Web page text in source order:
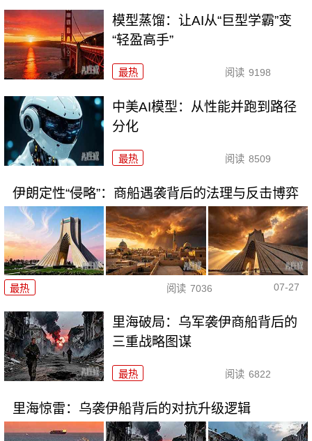
模型蒸馏：让AI从“巨型学霸”变
“轻盈高手”
最热 阅读 9198
中美AI模型：从性能并跑到路径
分化
最热 阅读 8509
伊朗定性“侵略”：商船遇袭背后的法理与反击博弈
最热 阅读 7036 07-27
里海破局：乌军袭伊商船背后的
三重战略图谋
最热 阅读 6822
里海惊雷：乌袭伊船背后的对抗升级逻辑